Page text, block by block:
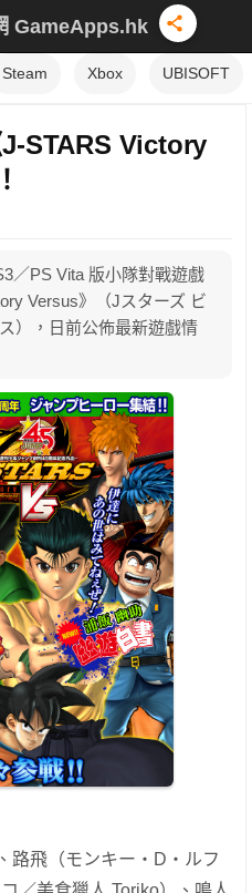
GameApps.hk
Steam Xbox UBISOFT
STARS Victory
／PS Vita 版小隊對戰遊戲
Versus》（Jスターズ ビ
），日前公佈最新遊戲情
路飛（モンキー・D・ルフ